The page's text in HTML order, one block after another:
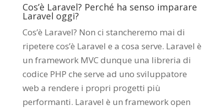
Cos’è Laravel? Perché ha senso imparare
Laravel oggi?
Cos’è Laravel? Non ci stancheremo mai di
ripetere cos’è Laravel e a cosa serve. Laravel è
un framework MVC dunque una libreria di
codice PHP che serve ad uno sviluppatore
web a rendere i propri progetti più
performanti. Laravel è un framework open